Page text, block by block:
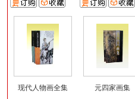
现代人物画全集
元四家画集